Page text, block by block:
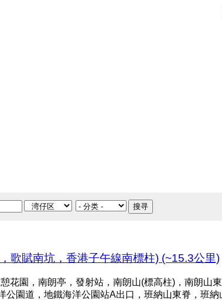
搜寻
歌賦南坑，香港子午線南標柱) (~15.3公里)
花園，南朗亭，發射站，南朗山(標高柱)，南朗山
園道，地鐵海洋公園站A出口，班納山東脊，班納